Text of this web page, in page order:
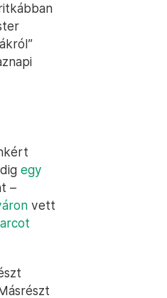
egy
–
vett